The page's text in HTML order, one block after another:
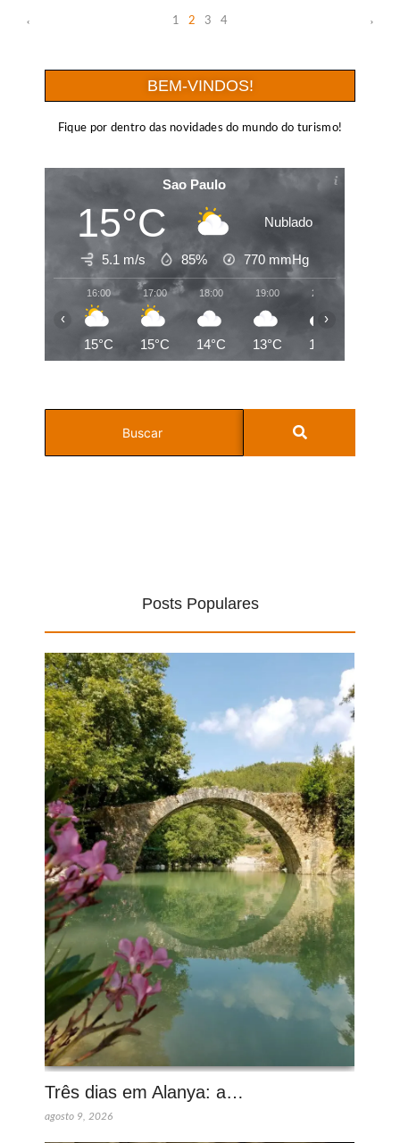
1 2 3 4
BEM-VINDOS!
Fique por dentro das novidades do mundo do turismo!
Sao Paulo
15°C Nublado
5.1 m/s 85% 770 mmHg
16:00
15°C
17:00
15°C
18:00
14°C
19:00
13°C
20:00
13°C
‹ ›
Posts Populares
Três dias em Alanya: a…
agosto 9, 2026